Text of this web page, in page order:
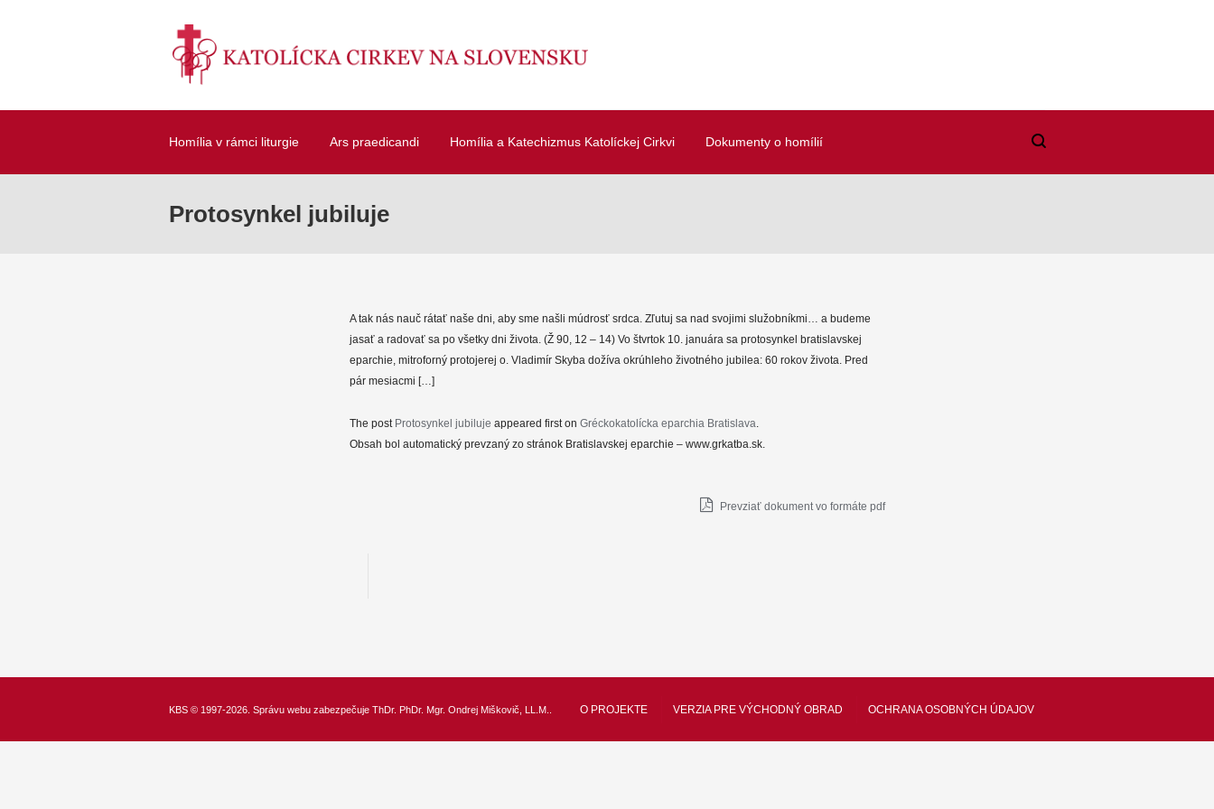
Homília v rámci liturgie Ars praedicandi Homília a Katechizmus Katolíckej Cirkvi Dokumenty o homílií
Protosynkel jubiluje
A tak nás nauč rátať naše dni, aby sme našli múdrosť srdca. Zľutuj sa nad svojimi služobníkmi… a budeme
jasať a radovať sa po všetky dni života. (Ž 90, 12 – 14) Vo štvrtok 10. januára sa protosynkel bratislavskej
eparchie, mitroforný protojerej o. Vladimír Skyba dožíva okrúhleho životného jubilea: 60 rokov života. Pred
pár mesiacmi […]
The post Protosynkel jubiluje appeared first on Gréckokatolícka eparchia Bratislava.
Obsah bol automatický prevzaný zo stránok Bratislavskej eparchie – www.grkatba.sk.
Prevziať dokument vo formáte pdf
KBS © 1997-2026. Správu webu zabezpečuje ThDr. PhDr. Mgr. Ondrej Miškovič, LL.M. O PROJEKTE VERZIA PRE VÝCHODNÝ OBRAD OCHRANA OSOBNÝCH ÚDAJOV